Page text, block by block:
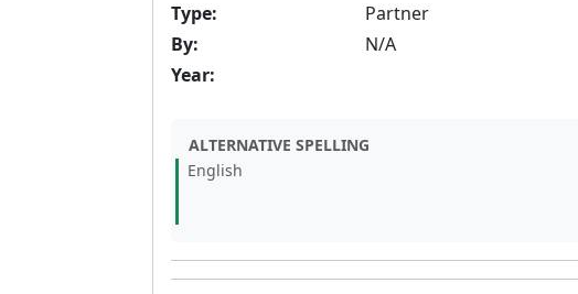
Type:
Partner
By:
N/A
Year:
ALTERNATIVE SPELLING
English